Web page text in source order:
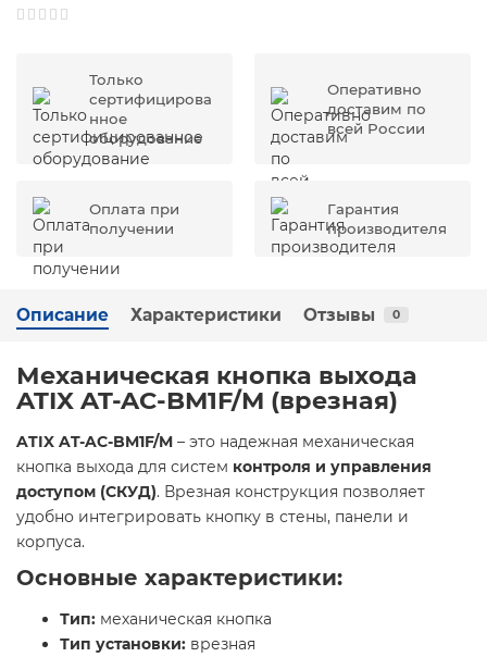
Только
сертифицирова
нное
оборудование
Оперативно
доставим по
всей России
Оплата при
получении
Гарантия
производителя
Описание Характеристики Отзывы 0
Механическая кнопка выхода
ATIX AT-AC-BM1F/M (врезная)
ATIX AT-AC-BM1F/M – это надежная механическая
кнопка выхода для систем контроля и управления
доступом (СКУД). Врезная конструкция позволяет
удобно интегрировать кнопку в стены, панели и
корпуса.
Основные характеристики:
Тип: механическая кнопка
Тип установки: врезная